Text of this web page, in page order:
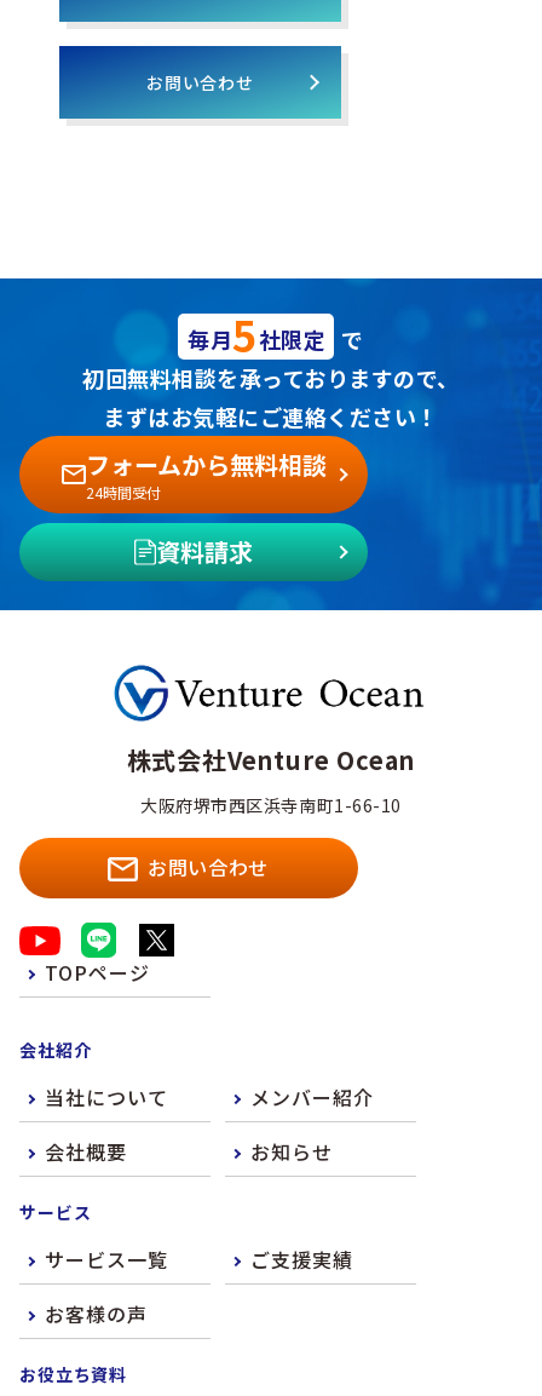
お問い合わせ
毎月5社限定 で
初回無料相談を承っておりますので、
まずはお気軽にご連絡ください！
フォームから無料相談
24時間受付
資料請求
株式会社Venture Ocean
大阪府堺市西区浜寺南町1-66-10
お問い合わせ
TOPページ
会社紹介
当社について
メンバー紹介
会社概要
お知らせ
サービス
サービス一覧
ご支援実績
お客様の声
お役立ち資料